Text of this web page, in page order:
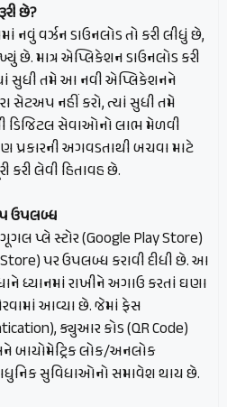
છે?
નવું વર્ઝન ડાઉનલોડ તો કરી લીધું છે,
છે. માત્ર એપ્લિકેશન ડાઉનલોડ કરી
સુધી તમે આ નવી એપ્લિકેશનને
સેટઅપ નહીં કરો, ત્યાં સુધી તમે
ડિજિટલ સેવાઓનો લાભ મેળવી
પ્રકારની અગવડતાથી બચવા માટે
લેવી હિતાવહ છે.
ઉપલબ્ધ
પ્લે સ્ટોર (Google Play Store)
પર ઉપલબ્ધ કરાવી દીધી છે. આ
ધ્યાનમાં રાખીને અગાઉ કરતાં ઘણા
આવ્યા છે. જેમાં ફેસ
ક્યુઆર કોડ (QR Code)
અને બાયોમેટ્રિક લોક/અનલોક
સુવિધાઓનો સમાવેશ થાય છે.